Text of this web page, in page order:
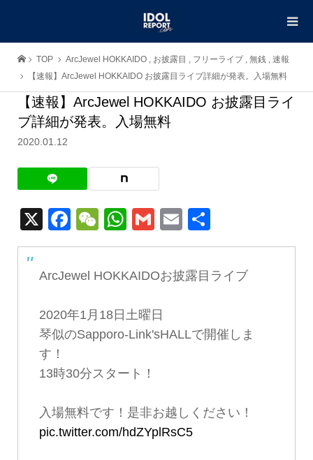
TOP ArcJewel HOKKAIDO , お披露目 , フリーライブ , 無銭 , 速報
【速報】ArcJewel HOKKAIDO お披露目ライブ詳細が発表。入場無料
【速報】ArcJewel HOKKAIDO お披露目ライ
ブ詳細が発表。入場無料
2020.01.12
X Facebook
WeChat
WhatsApp
GmailEmail
有
ArcJewel HOKKAIDOお披露目ライブ
2020年1月18日土曜日
琴似のSapporo-Link'sHALLで開催しま
す！
13時30分スタート！
入場無料です！是非お越しください！
pic.twitter.com/hdZYplRsC5